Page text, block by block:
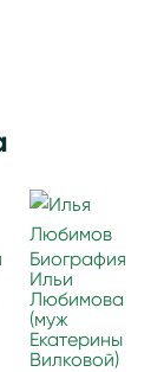
Биография
Ильи
Любимова
(муж
Екатерины
Вилковой)